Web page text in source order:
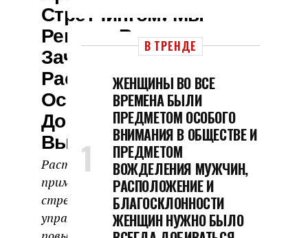
Стретчингом. Мы
Решили Выяснить,
Зачем Нужна
Растяжка И Какие
Основные Ошибки
Допускаются При Ее
Выполнении.
Растяжка: инструкция по
применению Стретчинг или
стретчинг – это серия
упражнений, направленных на
В ТРЕНДЕ
ЖЕНЩИНЫ ВО ВСЕ
ВРЕМЕНА БЫЛИ
ПРЕДМЕТОМ ОСОБОГО
ВНИМАНИЯ В ОБЩЕСТВЕ И
ПРЕДМЕТОМ
ВОЖДЕЛЕНИЯ МУЖЧИН,
РАСПОЛОЖЕНИЕ И
БЛАГОСКЛОННОСТИ
ЖЕНЩИН НУЖНО БЫЛО